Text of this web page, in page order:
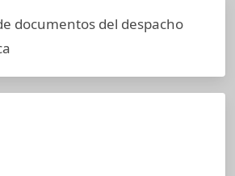
documentos del despacho